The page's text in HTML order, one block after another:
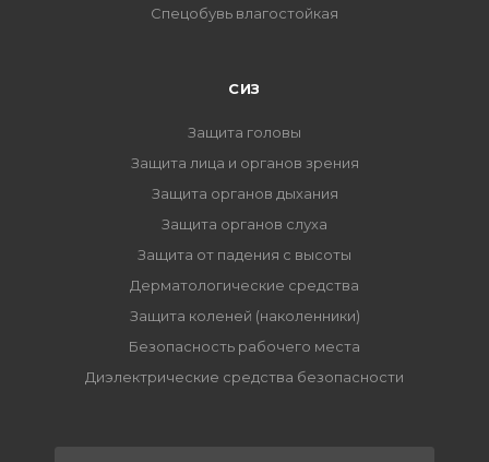
Спецобувь влагостойкая
СИЗ
Защита головы
Защита лица и органов зрения
Защита органов дыхания
Защита органов слуха
Защита от падения с высоты
Дерматологические средства
Защита коленей (наколенники)
Безопасность рабочего места
Диэлектрические средства безопасности